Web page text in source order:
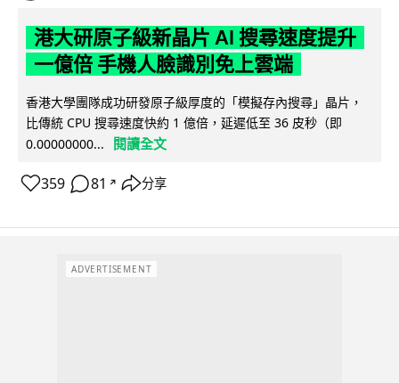
港大研原子級新晶片 AI 搜尋速度提升
一億倍 手機人臉識別免上雲端
香港大學團隊成功研發原子級厚度的「模擬存內搜尋」晶片，
比傳統 CPU 搜尋速度快約 1 億倍，延遲低至 36 皮秒（即
0.00000000...
閱讀全文
359 81 ↗ 分享
ADVERTISEMENT